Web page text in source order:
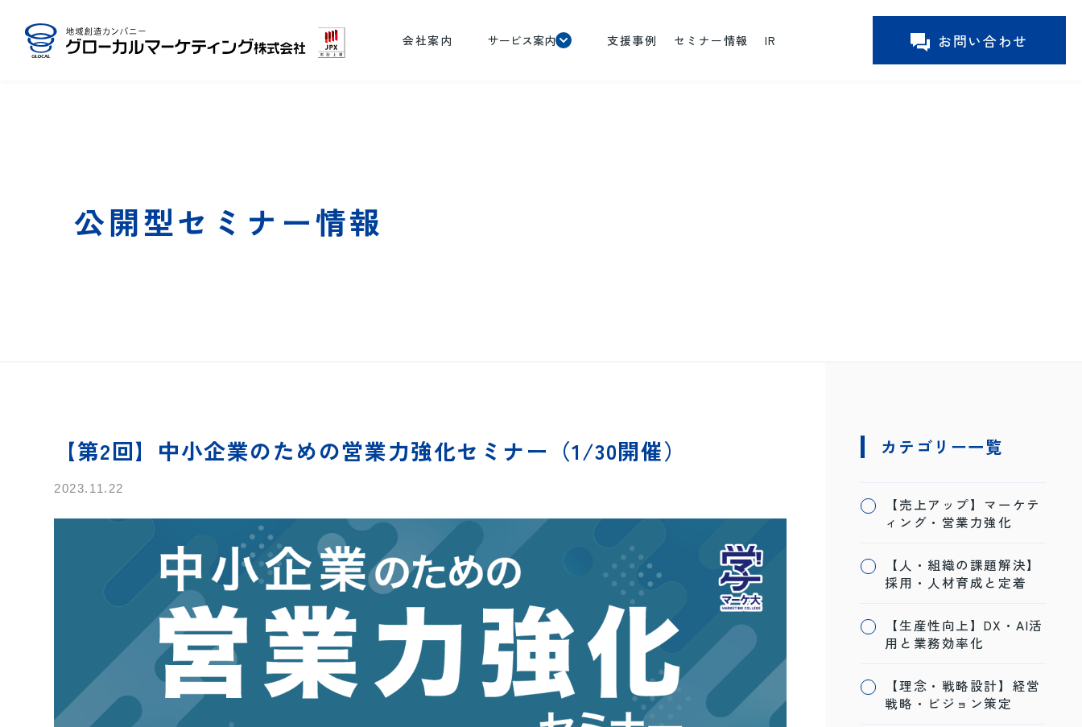
会社案内 サービス案内 支援事例 セミナー情報 IR お問い合わせ
公開型セミナー情報
【第2回】中小企業のための営業力強化セミナー（1/30開催）
2023.11.22
カテゴリー一覧
【売上アップ】マーケテ
ィング・営業力強化
【人・組織の課題解決】
採用・人材育成と定着
【生産性向上】DX・AI活
用と業務効率化
【理念・戦略設計】経営
戦略・ビジョン策定